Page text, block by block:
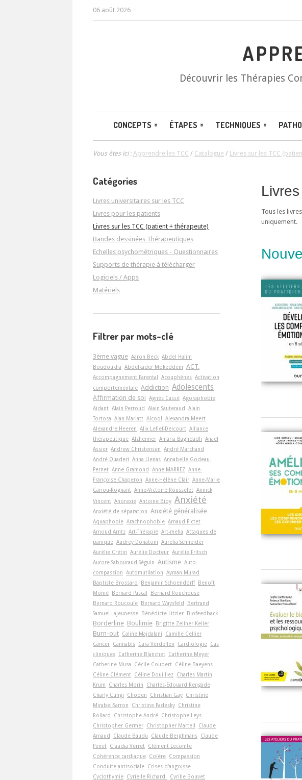
06 août 2026
Découvrir les Thérapies
CONCEPTS ÉTAPES TECHNIQUES
Vous êtes ici :Apprendre les TCC / Catalogue / Livres sur les TCC
Tous les
uniquement.
Catégories
Livres universitaires sur les TCC
Livres pour les patients
Livres sur les TCC (patient + thérapeute)
Bandes dessinées Thérapeutiques
Echelles psychométriques - Questionnaires
Supports de thérapie à télécharger
Logiciels / Apps
Matériels
Filtrer par mots-clé
3ème vague Aaron Beck Abdel Halim
Boudoukha Abdelkader Mokeddem ACT.
Accompagnement Parental Acouphènes Activation
comportementale Addiction Adolescents
Affirmation de soi Agnès Cassé Agoraphobie
Aidant Alain Perroud Alain Sauteraud Alain
Tortosa Alan Marlatt Alcool Alexandra Meert
Alexandre Heeren Alix Lefief-Delcourt Alliance
thérapeutique Alzheimer Amaria Baghdadli Anaël
Assier Andrew Christensen André Marchand
André Quaderi Anna Llenas Annabelle Godeau-
Pernet Anne Gramond Anne MARREZ Anne-
Françoise Chaperon Anne-Hélène Clair Anne-Marie
Cariou-Rognant Anne-Victoire Rousselet Annick
Vincent Anorexie Antoine Bioy Anxiété
Anxiété de séparation Anxiété généralisée
Aquaphobie Arachnophobie Arnaud Pictet
Arnoud Arntz Art-Thérapie Art-­mella Attaques de
panique Audrey Donatoni Aurélia Schneider
Aurélie Crétin Aurélie Docteur Aurélie Fritsch
Aurore Sabouraud-Séguin Autisme Auto-
compassion Automutilation Ayman Murad
Baptiste Brossard
Benjamin Schoendorff Benoît
Monié Bernard Pascal
Bernard Rouchouse
Bernard Roucoule Bernard Waysfeld
Bertrand
Samuel-Lajeunesse Bénédicte Litzler Biofeedback
Borderline Boulimie Brigitte Zellner Keller
Burn-out Caline Majdalani
Camille Cellier
Cancer Cannabis Cara Verdellen Cardiologie Cas
cliniques Catherine Blanchet Catherine Meyer
Catherine Musa
Cécile Coudert Céline Baeyens
Céline Clément Céline Douilliez Charles Martin
Krum
Charles Morin
Charles-Édouard Rengade
Charly Cungi
Choden Christian Gay Christine
Mirabel-Sarron
Christine Padesky Christine
Rollard
Christophe André Christophe Leys
Christopher Germer Christopher Martell
Claude
Arnaud
Claude Baudu Claude Berghmans Claude
Penet Claudia Verret Clément Lecomte
Cohérence cardiaque Colère Compassion
Conduite antisociale Crises d'angoisse
Cyclothymie Cyrielle Richard
Cyrille Bouvet